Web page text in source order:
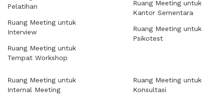
Pelatihan
Ruang Meeting untuk
Interview
Ruang Meeting untuk
Tempat Workshop
Ruang Meeting untuk
Kantor Sementara
Ruang Meeting untuk
Psikotest
Ruang Meeting untuk
Internal Meeting
Ruang Meeting untuk
Konsultasi